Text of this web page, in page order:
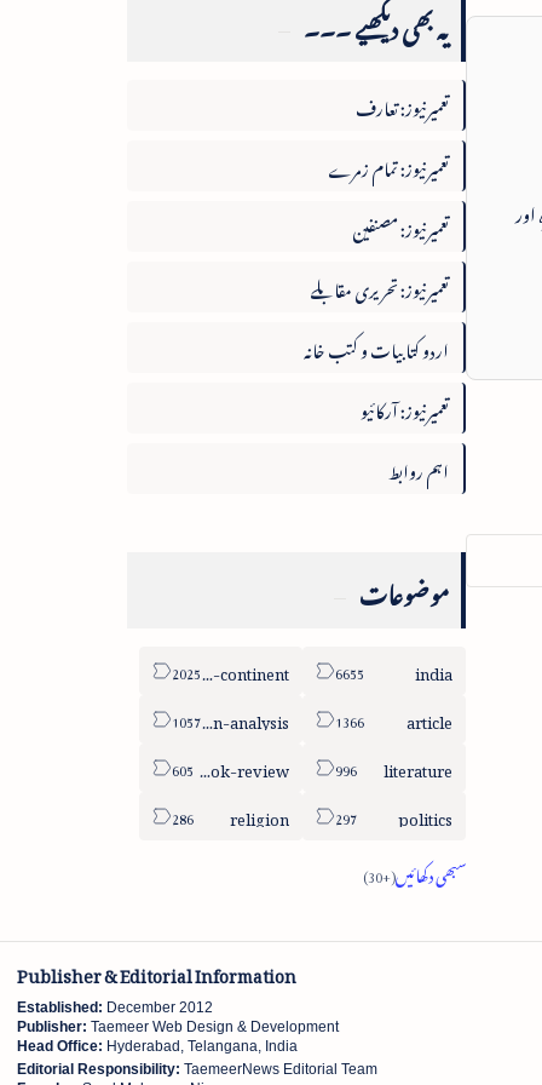
یہ بھی دیکھیے ۔۔۔
تعمیرنیوز: تعارف
تعمیرنیوز: تمام زمرے
تعمیرنیوز: مصنفین
تعمیرنیوز: تحریری مقابلے
اردو کتابیات و کتب خانہ
تعمیرنیوز: آرکائیو
اہم روابط
موضوعات
india
sub-continent
article
column-analysis
literature
book-review
politics
religion
Publisher & Editorial Information
Established: December 2012
Publisher: Taemeer Web Design & Development
Head Office: Hyderabad, Telangana, India
Editorial Responsibility: TaemeerNews Editorial Team